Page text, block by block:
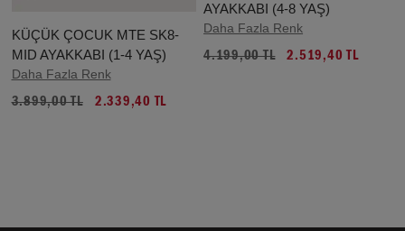
KÜÇÜK ÇOCUK MTE SK8-
MID AYAKKABI (1-4 YAŞ)
Daha Fazla Renk
3.899,00 TL 2.339,40 TL
AYAKKABI (4-8 YAŞ)
Daha Fazla Renk
4.199,00 TL 2.519,40 TL